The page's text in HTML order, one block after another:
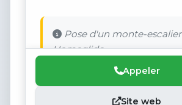
Pose d'un monte-escalier
Homeglide
Appeler
Site web